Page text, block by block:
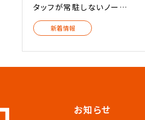
タッフが常駐しないノー…
新着情報
お知らせ